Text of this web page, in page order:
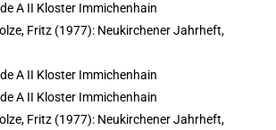
A II Kloster Immichenhain
Fritz (1977): Neukirchener Jahrheft,
A II Kloster Immichenhain
A II Kloster Immichenhain
Fritz (1977): Neukirchener Jahrheft,